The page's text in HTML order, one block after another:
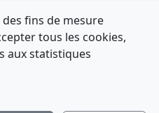
- API
NATINFo ?
caractères max).
fins de mesure
tous les cookies,
aux statistiques